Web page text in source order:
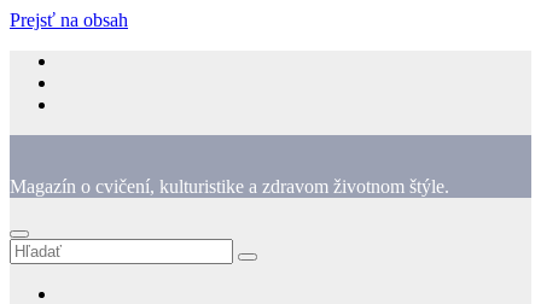
Prejsť na obsah
Magazín o cvičení, kulturistike a zdravom životnom štýle.